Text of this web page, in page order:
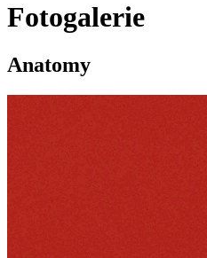
Fotogalerie
Anatomy